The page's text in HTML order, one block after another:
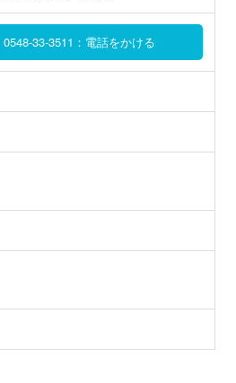
0548-33-3511：電話をかける